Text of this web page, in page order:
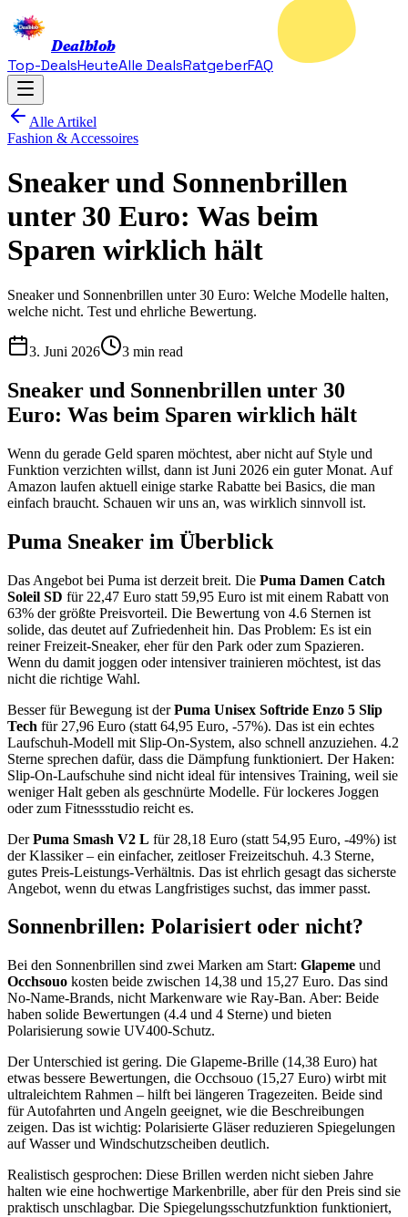
Dealblob
Top-DealsHeuteAlle DealsRatgeberFAQ
Alle Artikel
Fashion & Accessoires
Sneaker und Sonnenbrillen
unter 30 Euro: Was beim
Sparen wirklich hält
Sneaker und Sonnenbrillen unter 30 Euro: Welche Modelle halten,
welche nicht. Test und ehrliche Bewertung.
3. Juni 2026 3 min read
Sneaker und Sonnenbrillen unter 30
Euro: Was beim Sparen wirklich hält
Wenn du gerade Geld sparen möchtest, aber nicht auf Style und
Funktion verzichten willst, dann ist Juni 2026 ein guter Monat. Auf
Amazon laufen aktuell einige starke Rabatte bei Basics, die man
einfach braucht. Schauen wir uns an, was wirklich sinnvoll ist.
Puma Sneaker im Überblick
Das Angebot bei Puma ist derzeit breit. Die Puma Damen Catch
Soleil SD für 22,47 Euro statt 59,95 Euro ist mit einem Rabatt von
63% der größte Preisvorteil. Die Bewertung von 4.6 Sternen ist
solide, das deutet auf Zufriedenheit hin. Das Problem: Es ist ein
reiner Freizeit-Sneaker, eher für den Park oder zum Spazieren.
Wenn du damit joggen oder intensiver trainieren möchtest, ist das
nicht die richtige Wahl.
Besser für Bewegung ist derPuma Unisex Softride Enzo 5 Slip
Tech für 27,96 Euro (statt 64,95 Euro, -57%). Das ist ein echtes
Laufschuh-Modell mit Slip-On-System, also schnell anzuziehen. 4.2
Sterne sprechen dafür, dass die Dämpfung funktioniert. Der Haken:
Slip-On-Laufschuhe sind nicht ideal für intensives Training, weil sie
weniger Halt geben als geschnürte Modelle. Für lockeres Joggen
oder zum Fitnessstudio reicht es.
DerPuma Smash V2 L für 28,18 Euro (statt 54,95 Euro, -49%) ist
der Klassiker – ein einfacher, zeitloser Freizeitschuh. 4.3 Sterne,
gutes Preis-Leistungs-Verhältnis. Das ist ehrlich gesagt das sicherste
Angebot, wenn du etwas Langfristiges suchst, das immer passt.
Sonnenbrillen: Polarisiert oder nicht?
Bei den Sonnenbrillen sind zwei Marken am Start: Glapeme und
Occhsouo kosten beide zwischen 14,38 und 15,27 Euro. Das sind
No-Name-Brands, nicht Markenware wie Ray-Ban. Aber: Beide
haben solide Bewertungen (4.4 und 4 Sterne) und bieten
Polarisierung sowie UV400-Schutz.
Der Unterschied ist gering. Die Glapeme-Brille (14,38 Euro) hat
etwas bessere Bewertungen, die Occhsouo (15,27 Euro) wirbt mit
ultraleichtem Rahmen – hilft bei längeren Tragezeiten. Beide sind
für Autofahrten und Angeln geeignet, wie die Beschreibungen
zeigen. Das ist wichtig: Polarisierte Gläser reduzieren Spiegelungen
auf Wasser und Windschutzscheiben deutlich.
Realistisch gesprochen: Diese Brillen werden nicht sieben Jahre
halten wie eine hochwertige Markenbrille, aber für den Preis sind sie
praktisch unschlagbar. Die Spiegelungsschutzfunktion funktioniert,